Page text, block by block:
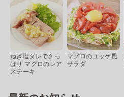
ねぎ塩ダレでさっ
ぱり マグロのレア
ステーキ
マグロのユッケ風
サラダ